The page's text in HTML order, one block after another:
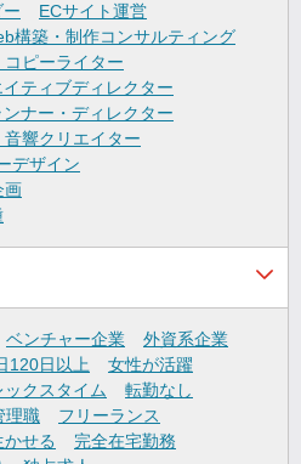
ECサイト運営
構築・制作コンサルティング
ピーライター
ティブディレクター
ナー・ディレクター
音響クリエイター
デザイン
画
ベンチャー企業
外資系企業
120日以上
女性が活躍
ックスタイム
転勤なし
理職
フリーランス
かせる
完全在宅勤務